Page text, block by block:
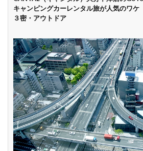
キャンピングカーレンタル旅が人気のワ
３密・アウトドア